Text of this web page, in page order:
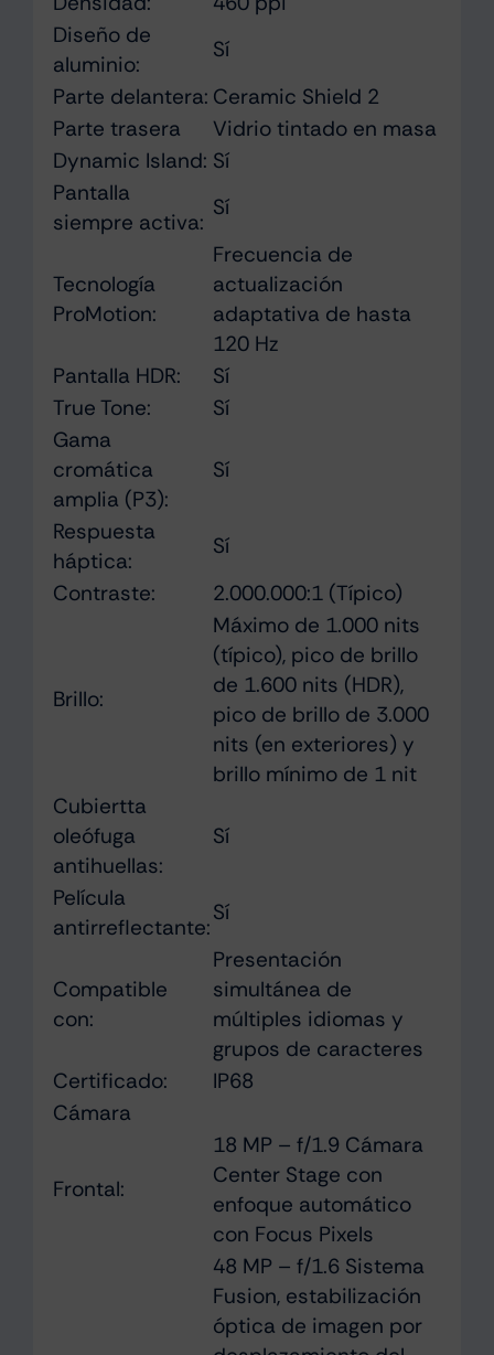
Diseño de
aluminio:
Sí
Parte delantera: Ceramic Shield 2
Parte trasera
Vidrio tintado en masa
Dynamic Island: Sí
Pantalla
siempre activa:
Sí
Tecnología
ProMotion:
Frecuencia de
actualización
adaptativa de hasta
120 Hz
Pantalla HDR:
Sí
True Tone:
Sí
Gama
cromática
amplia (P3):
Sí
Respuesta
háptica:
Sí
Contraste:
2.000.000:1 (Típico)
Brillo:
Máximo de 1.000 nits
(típico), pico de brillo
de 1.600 nits (HDR),
pico de brillo de 3.000
nits (en exteriores) y
brillo mínimo de 1 nit
Cubiertta
oleófuga
antihuellas:
Sí
Película
antirreflectante:
Sí
Compatible
con:
Presentación
simultánea de
múltiples idiomas y
grupos de caracteres
Certificado:
IP68
Cámara
Frontal:
18 MP – f/1.9 Cámara
Center Stage con
enfoque automático
con Focus Pixels
48 MP – f/1.6 Sistema
Fusion, estabili­zación
óptica de imagen por